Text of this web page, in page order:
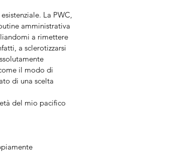
La PWC,
amministrativa
a rimettere
a sclerotizzarsi
il modo di
di una scelta
del mio pacifico